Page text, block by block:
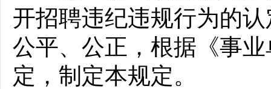
开招聘违纪违规行为的
公平、公正，根据《事
定，制定本规定。